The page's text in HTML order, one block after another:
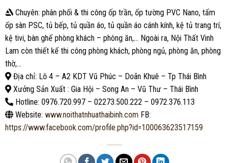
Chuyên: phân phối & thi công ốp trần, ốp tường PVC Nano, tấm
ốp sàn PSC, tủ bếp, tủ quần áo, tủ quần áo cánh kính, kệ tủ trang trí,
kệ tivi, bàn ghế phòng khách – phòng ăn,… Ngoài ra, Nội Thất Vinh
Lam còn thiết kế thi công phòng khách, phòng ngủ, phòng ăn, phòng
thờ,…
Địa chỉ: Lô 4 – A2 KDT Vũ Phúc – Doãn Khuê – Tp Thái Bình
Xưởng Sản Xuất : Gia Hội – Song An – Vũ Thư – Thái Bình
Hotline: 0976.720.997 – 02273.500.222 – 0972.376.113
Website: www.noithatnhuathaibinh.com FB:
https://www.facebook.com/profile.php?id=100063623517159